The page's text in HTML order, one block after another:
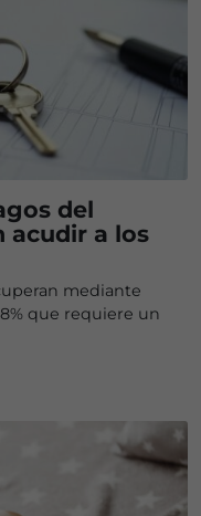
del
acudir a los
mediante
que requiere un